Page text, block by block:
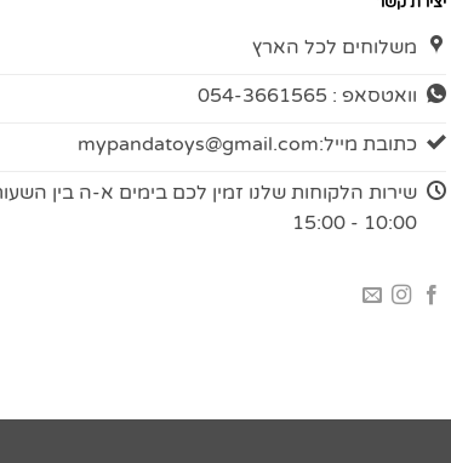
משלוחים לכל הארץ
וואטסאפ : 054-3661565
כתובת מייל:mypandatoys@gmail.com
שירות הלקוחות שלנו זמין לכם בימים א-ה בין
10:00 - 15:00